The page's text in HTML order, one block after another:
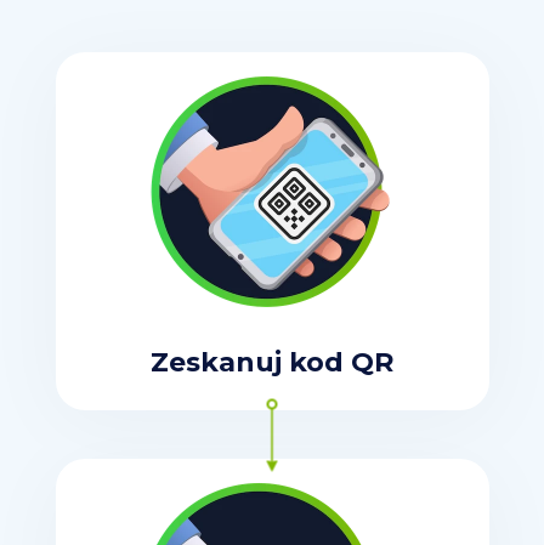
Zeskanuj kod QR